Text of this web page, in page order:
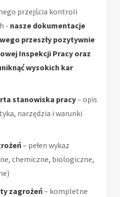
przejścia kontroli
- nasze dokumentacje
przeszły pozytywnie
Inspekcji Pracy oraz
wysokich kar
stanowiska pracy– opis
narzędzia i warunki
– pełen wykaz
chemiczne, biologiczne,
zagrożeń– kompletne